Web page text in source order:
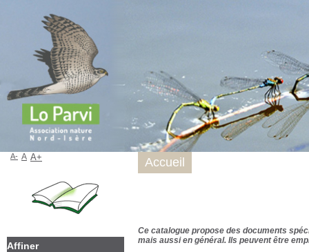
Ce catalogue propose des documents
mais aussi en général. Ils peuvent être
Accueil
A- A A+
Affiner